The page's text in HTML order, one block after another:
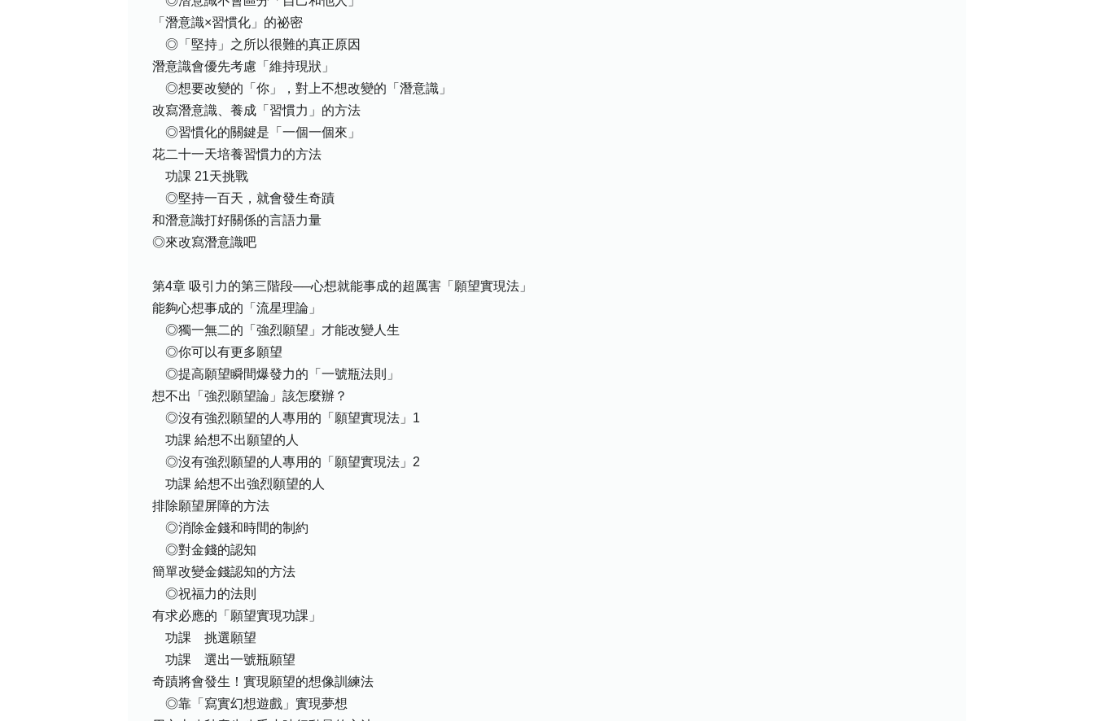
「潛意識×習慣化」的祕密
◎「堅持」之所以很難的真正原因
潛意識會優先考慮「維持現狀」
◎想要改變的「你」，對上不想改變的「潛意識」
改寫潛意識、養成「習慣力」的方法
◎習慣化的關鍵是「一個一個來」
花二十一天培養習慣力的方法
功課 21天挑戰
◎堅持一百天，就會發生奇蹟
和潛意識打好關係的言語力量
◎來改寫潛意識吧
第4章 吸引力的第三階段──心想就能事成的超厲害「願望實現法」
能夠心想事成的「流星理論」
◎獨一無二的「強烈願望」才能改變人生
◎你可以有更多願望
◎提高願望瞬間爆發力的「一號瓶法則」
想不出「強烈願望論」該怎麼辦？
◎沒有強烈願望的人專用的「願望實現法」1
功課 給想不出願望的人
◎沒有強烈願望的人專用的「願望實現法」2
功課 給想不出強烈願望的人
排除願望屏障的方法
◎消除金錢和時間的制約
◎對金錢的認知
簡單改變金錢認知的方法
◎祝福力的法則
有求必應的「願望實現功課」
功課 挑選願望
功課 選出一號瓶願望
奇蹟將會發生！實現願望的想像訓練法
◎靠「寫實幻想遊戲」實現夢想